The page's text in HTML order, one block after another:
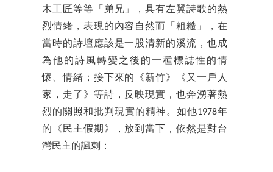
木工匠等等「弟兄」，具有左翼詩歌的熱
烈情緒，表現的內容自然而「粗糙」，在
當時的詩壇應該是一股清新的溪流，也成
為他的詩風轉變之後的一種標誌性的情
懷、情緒；接下來的《新竹》《又一戶人
家，走了》等詩，反映現實，也奔湧著熱
烈的關照和批判現實的精神。如他1978年
的《民主假期》，放到當下，依然是對台
灣民主的諷刺：